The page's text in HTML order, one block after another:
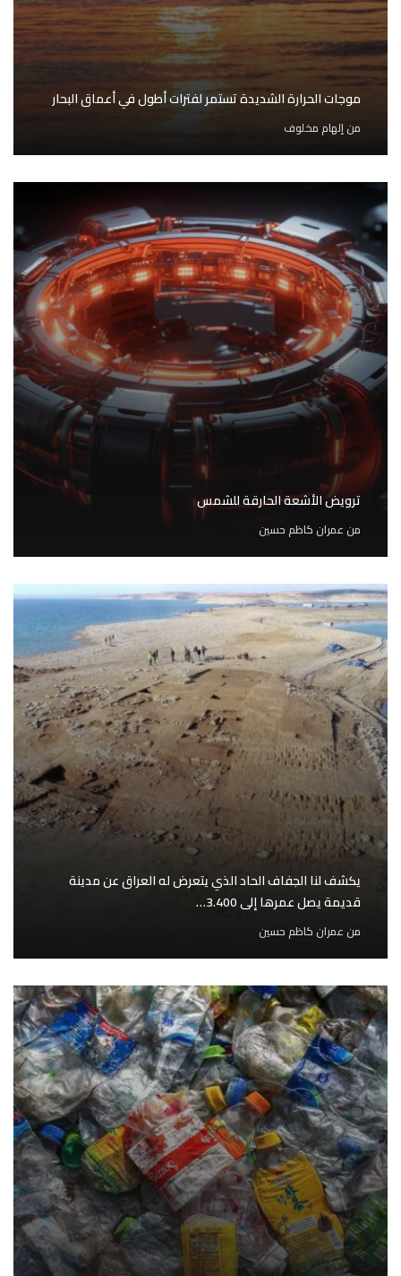
موجات الحرارة الشديدة تستمر لفترات أطول في أعماق البحار
منإلهام مخلوف
ترويض الأشعة الحارقة للشمس
من عمران كاظم حسين
يكشف لنا الجفاف الحاد الذي يتعرض له العراق عن مدينة
قديمة يصل عمرها إلى 3.400…
من عمران كاظم حسين